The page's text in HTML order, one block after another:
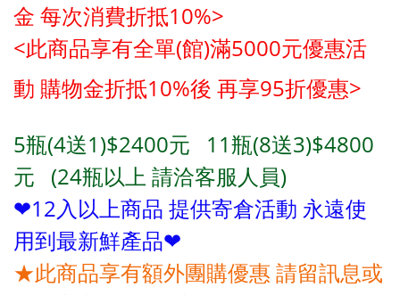
金 每次消費折抵10%>
<此商品享有全單(館)滿5000元優惠活
動 購物金折抵10%後 再享95折優惠>
5瓶(4送1)$2400元 11瓶(8送3)$4800
元 (24瓶以上 請洽客服人員)
❤12入以上商品 提供寄倉活動 永遠使
用到最新鮮產品❤
★此商品享有額外團購優惠 請留訊息或